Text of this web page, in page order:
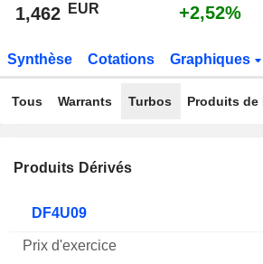
1,462 EUR +2,52%
Synthèse Cotations Graphiques
Tous Warrants Turbos Produits de
Produits Dérivés
Mnemo Type
DF4U09